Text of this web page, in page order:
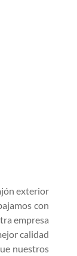
exterior
con
empresa
calidad
nuestros